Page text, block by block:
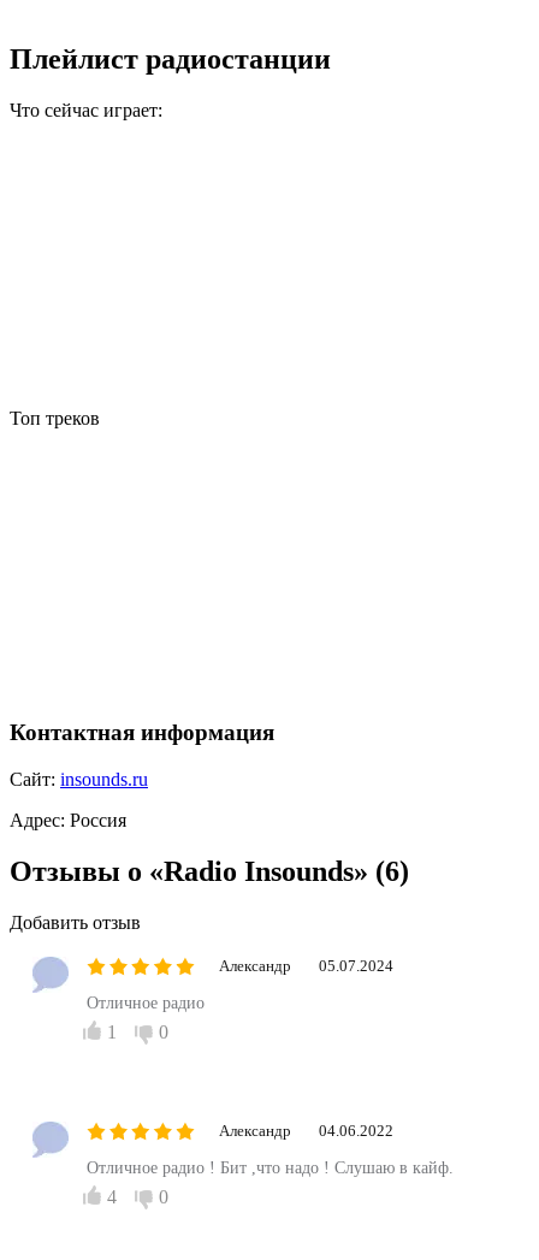
Плейлист радиостанции
Что сейчас играет:
Топ треков
Контактная информация
Сайт: insounds.ru
Адрес: Россия
Отзывы о «Radio Insounds» (6)
Добавить отзыв
Александр 05.07.2024
Отличное радио
1 0
Александр 04.06.2022
Отличное радио ! Бит ,что надо ! Слушаю в кайф.
4 0